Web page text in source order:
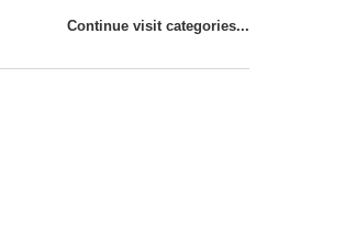
Continue visit categories...